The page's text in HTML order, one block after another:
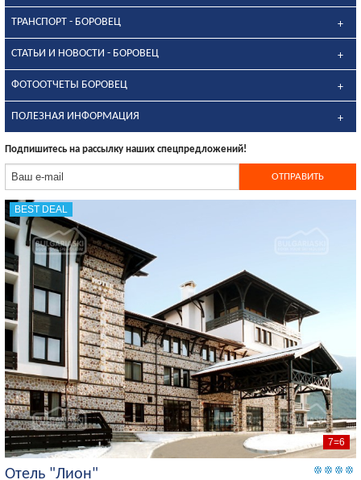
ТРАНСПОРТ - БОРОВЕЦ
СТАТЬИ И НОВОСТИ - БОРОВЕЦ
ФОТООТЧЕТЫ БОРОВЕЦ
ПОЛЕЗНАЯ ИНФОРМАЦИЯ
Подпишитесь на рассылку наших спецпредложений!
BEST DEAL
7=6
Отель "Лион"